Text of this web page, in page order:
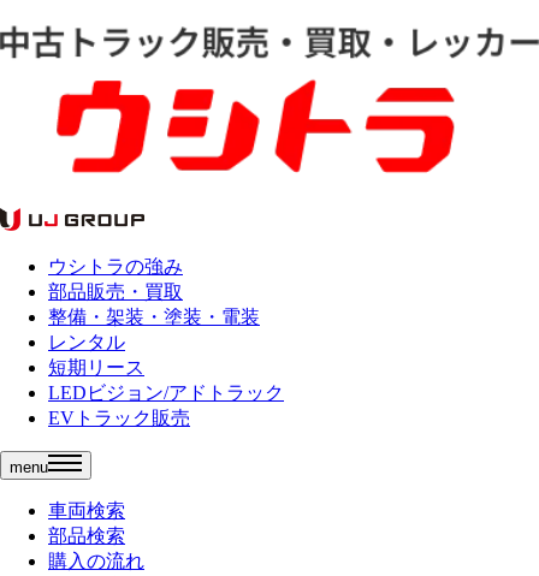
ウシトラの強み
部品販売・買取
整備・架装・塗装・電装
レンタル
短期リース
LEDビジョン/アドトラック
EVトラック販売
menu
車両検索
部品検索
購入の流れ